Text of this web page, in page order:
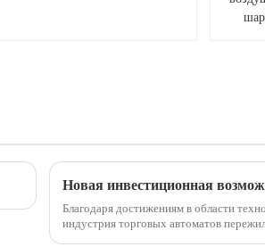
Благодаря достижениям в области
индустрия торговых автоматов